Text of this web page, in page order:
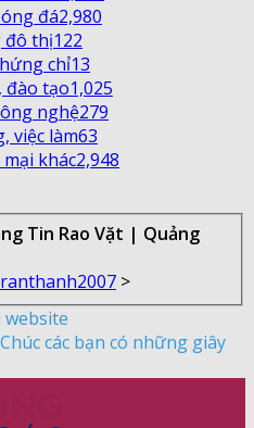
đá2,980
thị122
chỉ13
đào tạo1,025
nghệ279
việc làm63
khác2,948
Tin Rao Vặt | Quảng
>
website
các bạn có những giây